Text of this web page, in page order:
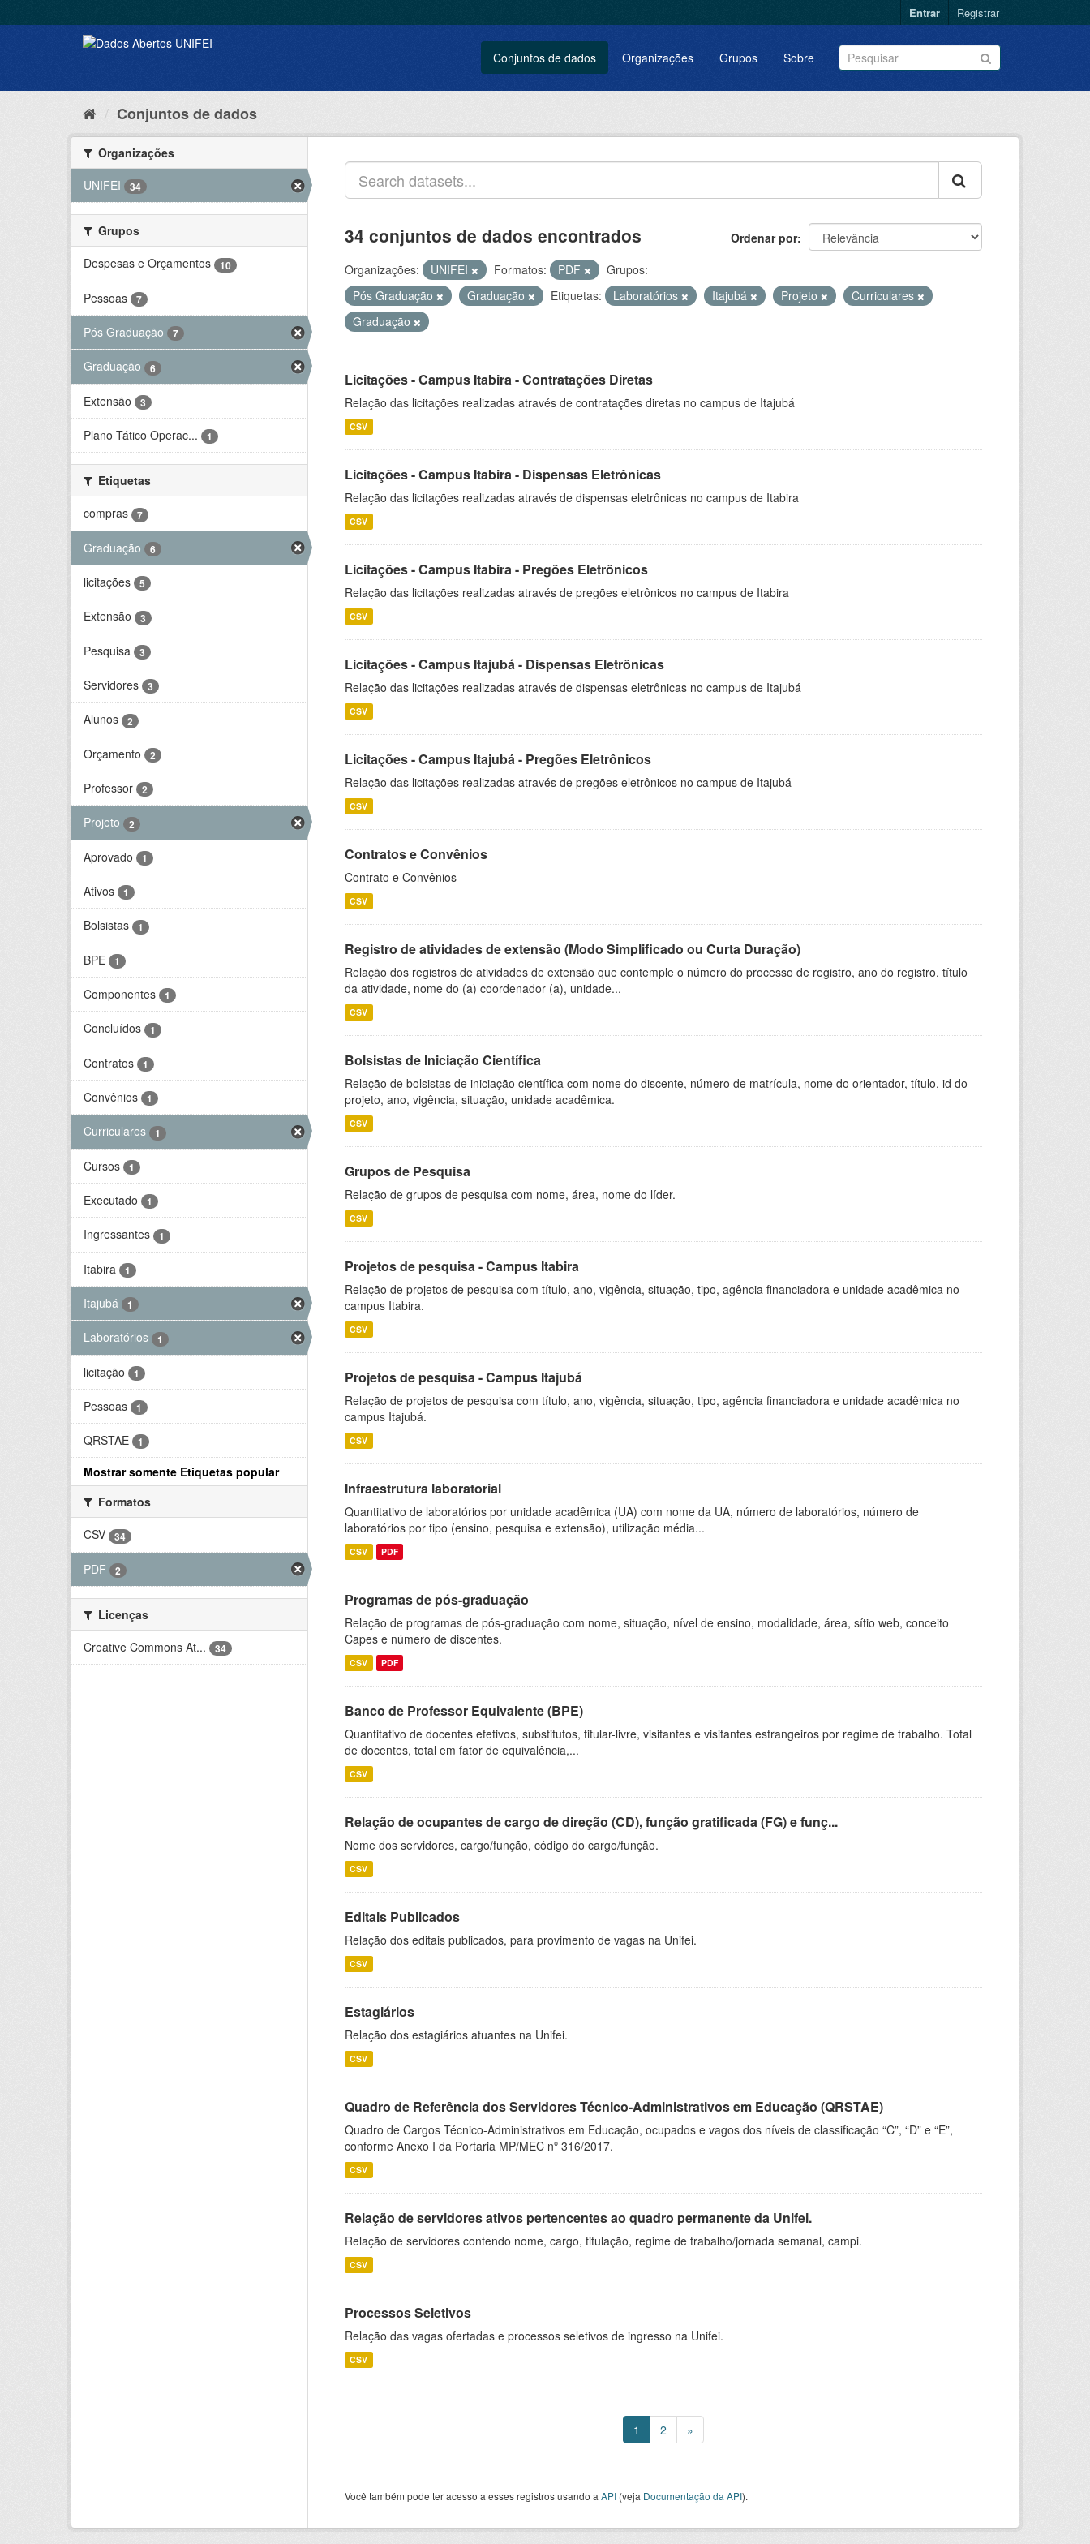
Entrar Registrar
Conjuntos de dados Organizações Grupos Sobre
Conjuntos de dados
Organizações
UNIFEI
34
Grupos
Despesas e Orçamentos
10
Pessoas 7
Pós Graduação 7
Graduação 6
Extensão 3
Plano Tático Operac... 1
Etiquetas
compras
7
Graduação 6
licitações 5
Extensão 3
Pesquisa 3
Servidores 3
Alunos 2
Orçamento 2
Professor 2
Projeto 2
Aprovado 1
Ativos 1
Bolsistas 1
BPE 1
Componentes 1
Concluídos 1
Contratos 1
Convênios 1
Curriculares 1
Cursos 1
Executado 1
Ingressantes 1
Itabira 1
Itajubá 1
Laboratórios 1
licitação 1
Pessoas 1
QRSTAE 1
Mostrar somente Etiquetas popular
Formatos
CSV
34
PDF 2
Licenças
Creative Commons At...
34
Ordenar por
34 conjuntos de dados encontrados
Organizações: UNIFEI Formatos: PDF
Grupos:
Pós Graduação
Graduação Etiquetas: Laboratórios Itajubá Projeto
Curriculares
Graduação
Licitações - Campus Itabira - Contratações Diretas
Relação das licitações realizadas através de contratações diretas no campus de Itajubá
CSV
Licitações - Campus Itabira - Dispensas Eletrônicas
Relação das licitações realizadas através de dispensas eletrônicas no campus de Itabira
CSV
Licitações - Campus Itabira - Pregões Eletrônicos
Relação das licitações realizadas através de pregões eletrônicos no campus de Itabira
CSV
Licitações - Campus Itajubá - Dispensas Eletrônicas
Relação das licitações realizadas através de dispensas eletrônicas no campus de Itajubá
CSV
Licitações - Campus Itajubá - Pregões Eletrônicos
Relação das licitações realizadas através de pregões eletrônicos no campus de Itajubá
CSV
Contratos e Convênios
Contrato e Convênios
CSV
Registro de atividades de extensão (Modo Simplificado ou Curta Duração)
Relação dos registros de atividades de extensão que contemple o número do processo de registro, ano do registro, título
da atividade, nome do (a) coordenador (a), unidade...
CSV
Bolsistas de Iniciação Científica
Relação de bolsistas de iniciação científica com nome do discente, número de matrícula, nome do orientador, título, id do
projeto, ano, vigência, situação, unidade acadêmica.
CSV
Grupos de Pesquisa
Relação de grupos de pesquisa com nome, área, nome do líder.
CSV
Projetos de pesquisa - Campus Itabira
Relação de projetos de pesquisa com título, ano, vigência, situação, tipo, agência financiadora e unidade acadêmica no
campus Itabira.
CSV
Projetos de pesquisa - Campus Itajubá
Relação de projetos de pesquisa com título, ano, vigência, situação, tipo, agência financiadora e unidade acadêmica no
campus Itajubá.
CSV
Infraestrutura laboratorial
Quantitativo de laboratórios por unidade acadêmica (UA) com nome da UA, número de laboratórios, número de
laboratórios por tipo (ensino, pesquisa e extensão), utilização média...
CSV PDF
Programas de pós-graduação
Relação de programas de pós-graduação com nome, situação, nível de ensino, modalidade, área, sítio web, conceito
Capes e número de discentes.
CSV PDF
Banco de Professor Equivalente (BPE)
Quantitativo de docentes efetivos, substitutos, titular-livre, visitantes e visitantes estrangeiros por regime de trabalho. Total
de docentes, total em fator de equivalência,...
CSV
Relação de ocupantes de cargo de direção (CD), função gratificada (FG) e funç...
Nome dos servidores, cargo/função, código do cargo/função.
CSV
Editais Publicados
Relação dos editais publicados, para provimento de vagas na Unifei.
CSV
Estagiários
Relação dos estagiários atuantes na Unifei.
CSV
Quadro de Referência dos Servidores Técnico-Administrativos em Educação (QRSTAE)
Quadro de Cargos Técnico-Administrativos em Educação, ocupados e vagos dos níveis de classificação “C”, “D” e “E”,
conforme Anexo I da Portaria MP/MEC nº 316/2017.
CSV
Relação de servidores ativos pertencentes ao quadro permanente da Unifei.
Relação de servidores contendo nome, cargo, titulação, regime de trabalho/jornada semanal, campi.
CSV
Processos Seletivos
Relação das vagas ofertadas e processos seletivos de ingresso na Unifei.
CSV
1 2 »
Você também pode ter acesso a esses registros usando a API (veja Documentação da API).